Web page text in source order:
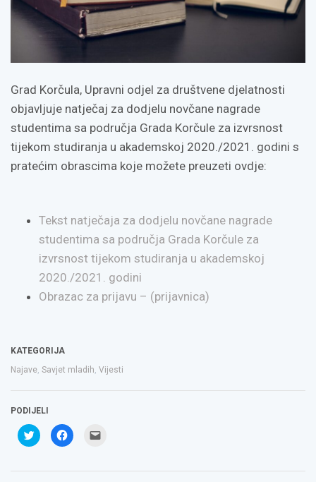
Grad Korčula, Upravni odjel za društvene djelatnosti
objavljuje natječaj za dodjelu novčane nagrade
studentima sa područja Grada Korčule za izvrsnost
tijekom studiranja u akademskoj 2020./2021. godini s
pratećim obrascima koje možete preuzeti ovdje:
Tekst natječaja za dodjelu novčane nagrade
studentima sa područja Grada Korčule za
izvrsnost tijekom studiranja u akademskoj
2020./2021. godini
Obrazac za prijavu – (prijavnica)
KATEGORIJA
Najave, Savjet mladih, Vijesti
PODIJELI
Podijeli
na
Twitteru
u
Klikom
podijelite
u to